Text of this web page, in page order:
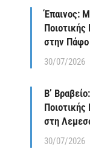
Έπαινος:
στην Πάφο
30/07/2026
Β’
στη
30/07/2026